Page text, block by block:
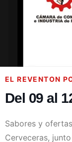
EL REVENTON
Del 09 al
Sabores y
Cerveceras,